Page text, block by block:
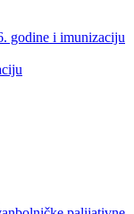
godine i imunizaciju